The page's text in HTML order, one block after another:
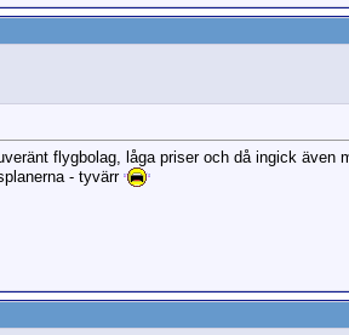
flygbolag, låga priser och då ingick även
- tyvärr